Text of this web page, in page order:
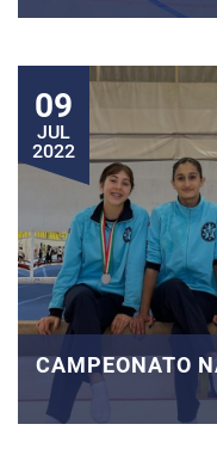
09
JUL
2022
CAMPEONATO